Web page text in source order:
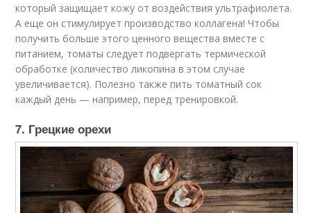
который защищает кожу от воздействия ультрафиолета.
А еще он стимулирует производство коллагена! Чтобы
получить больше этого ценного вещества вместе с
питанием, томаты следует подвергать термической
обработке (количество ликопина в этом случае
увеличивается). Полезно также пить томатный сок
каждый день — например, перед тренировкой.
7. Грецкие орехи